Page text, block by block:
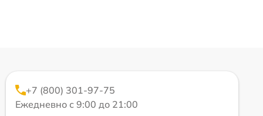
+7 (800) 301-97-75
Ежедневно с 9:00 до 21:00